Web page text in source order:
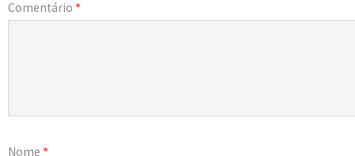
Comentário *
Nome *